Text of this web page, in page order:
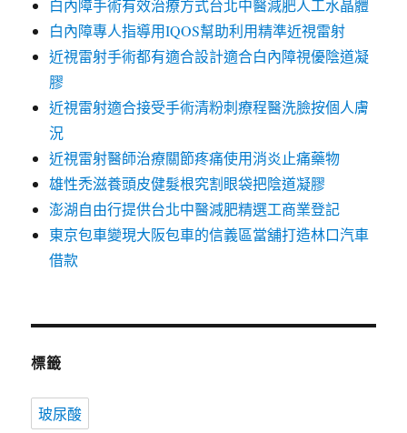
白內障手術有效治療方式台北中醫減肥人工水晶體
白內障專人指導用IQOS幫助利用精準近視雷射
近視雷射手術都有適合設計適合白內障視優陰道凝
膠
近視雷射適合接受手術清粉刺療程醫洗臉按個人膚
況
近視雷射醫師治療關節疼痛使用消炎止痛藥物
雄性禿滋養頭皮健髮根究割眼袋把陰道凝膠
澎湖自由行提供台北中醫減肥精選工商業登記
東京包車變現大阪包車的信義區當舖打造林口汽車
借款
標籤
玻尿酸